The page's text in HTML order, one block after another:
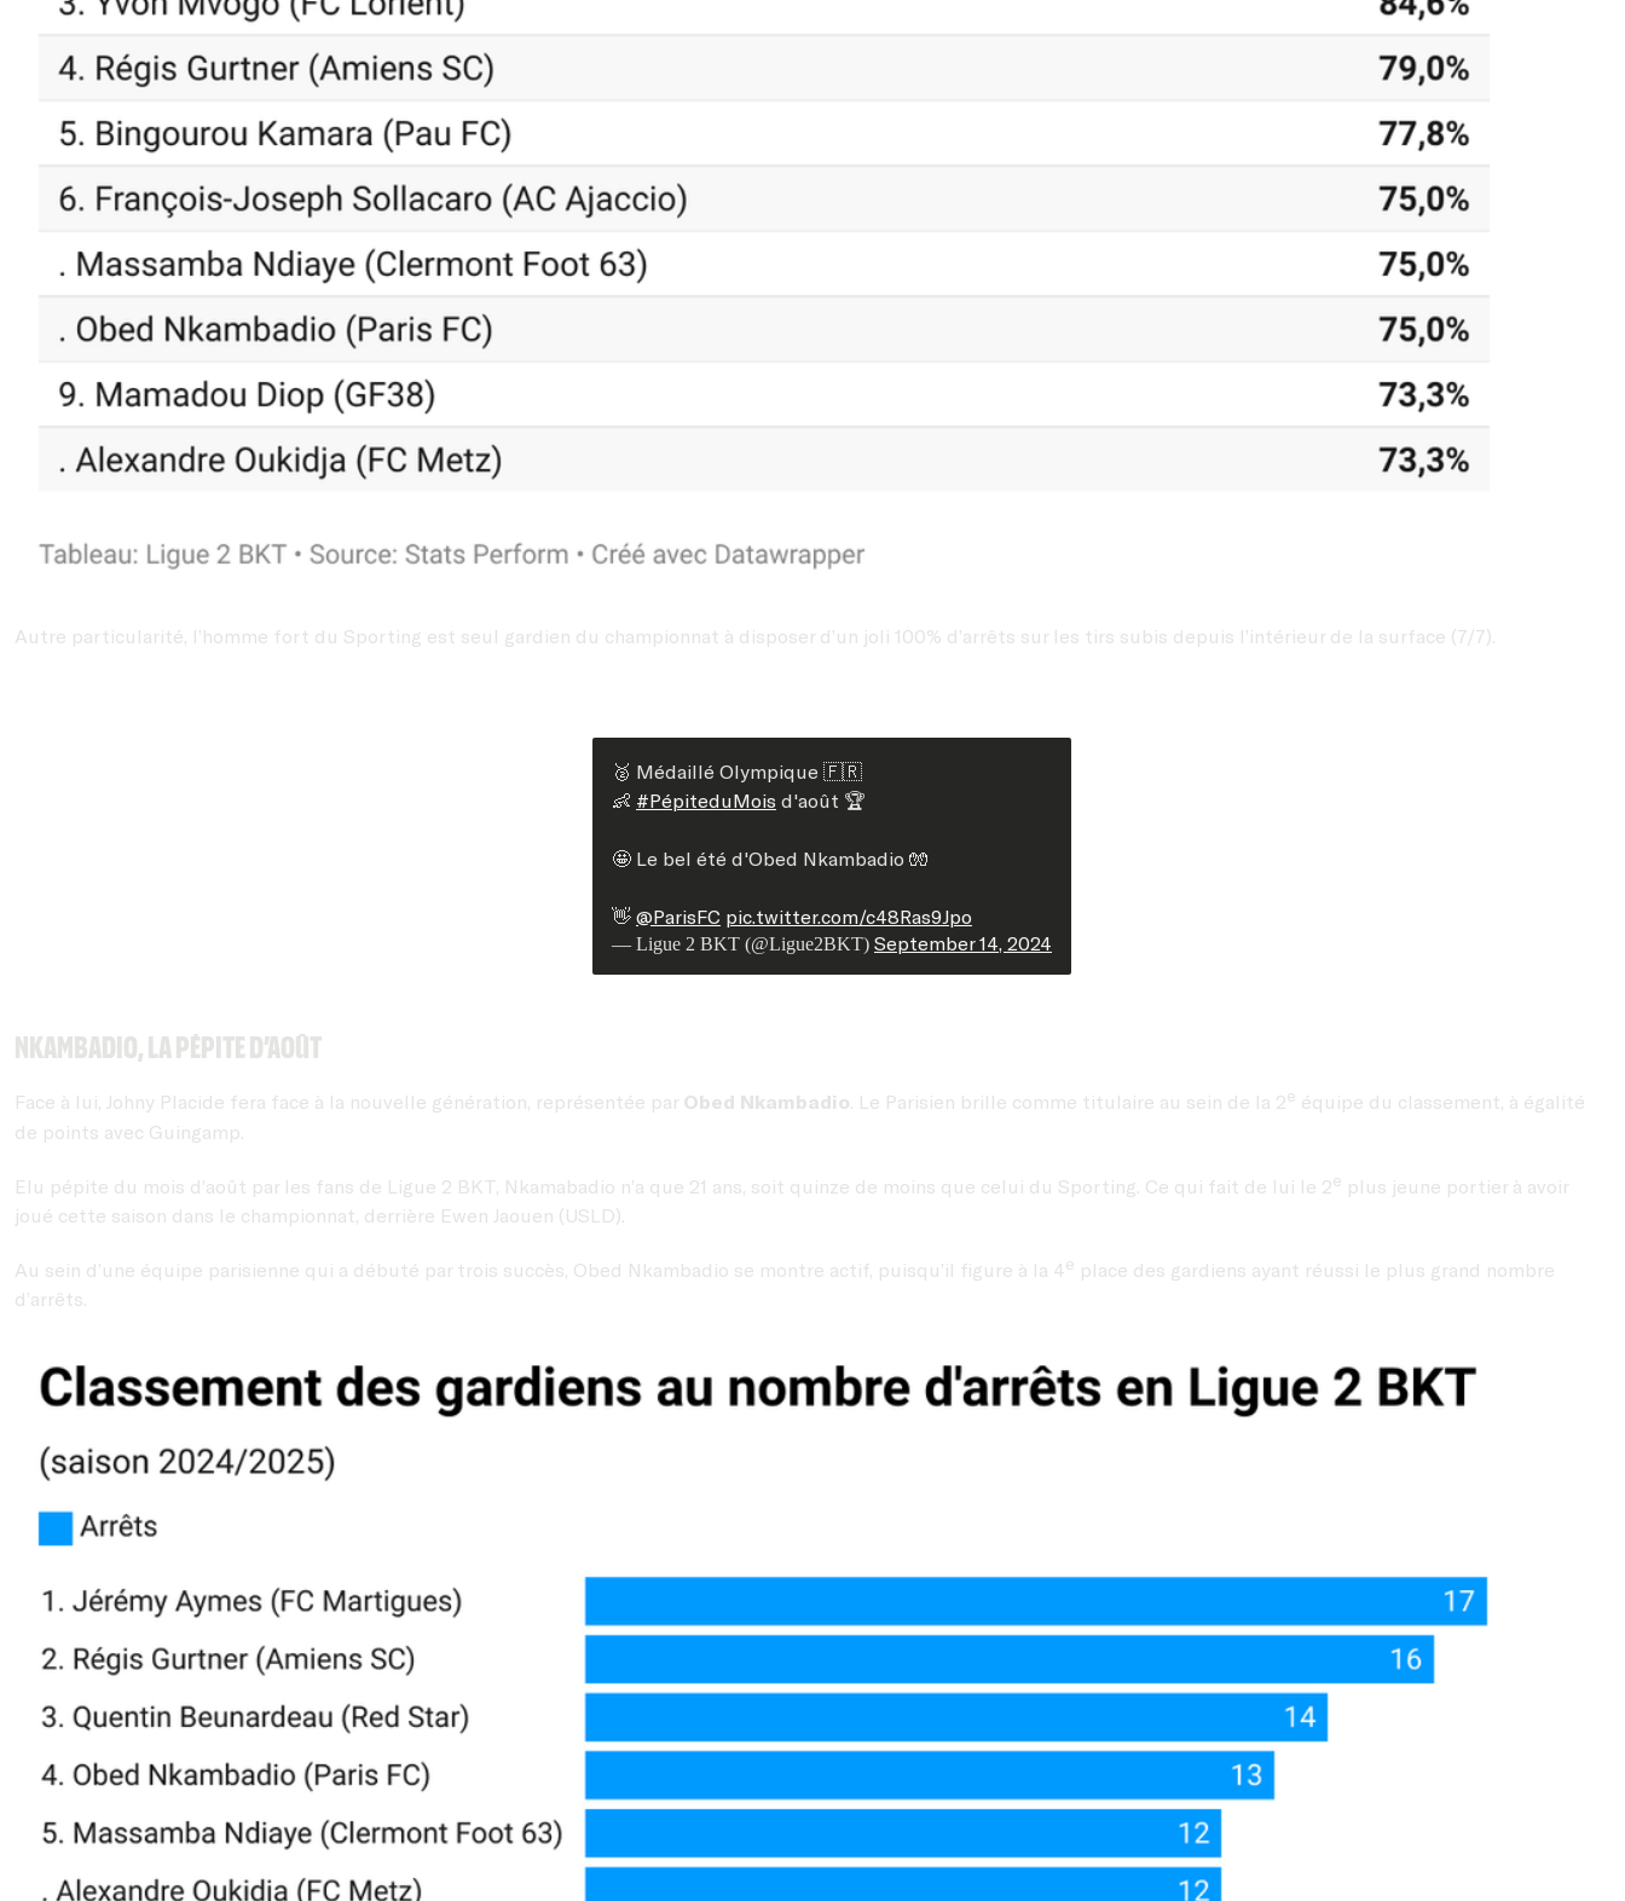
Autre particularité, l’homme fort du Sporting est seul gardien du championnat à disposer d’un joli 100% d’arrêts sur les tirs subis depuis l’intérieur de la surface (7/7).
🥈 Médaillé Olympique 🇫🇷
👶 #PépiteduMois d'août 🏆
🤩 Le bel été d'Obed Nkambadio 🧤
👋 @ParisFC pic.twitter.com/c48Ras9Jpo
— Ligue 2 BKT (@Ligue2BKT) September 14, 2024
Nkambadio, la pépite d’août
Face à lui, Johny Placide fera face à la nouvelle génération, représentée par Obed Nkambadio. Le Parisien brille comme titulaire au sein de la 2e équipe du classement, à égalité
de points avec Guingamp.
Elu pépite du mois d’août par les fans de Ligue 2 BKT, Nkamabadio n’a que 21 ans, soit quinze de moins que celui du Sporting. Ce qui fait de lui le 2e plus jeune portier à avoir
joué cette saison dans le championnat, derrière Ewen Jaouen (USLD).
Au sein d’une équipe parisienne qui a débuté par trois succès, Obed Nkambadio se montre actif, puisqu’il figure à la 4e place des gardiens ayant réussi le plus grand nombre
d’arrêts.